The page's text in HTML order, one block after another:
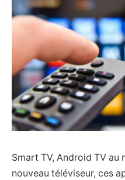
Smart TV, Android TV au
nouveau téléviseur, ces